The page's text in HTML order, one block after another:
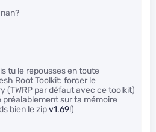
tu le repousses en toute
Root Toolkit: forcer le
(TWRP par défaut avec ce toolkit)
sur ta mémoire
bien le zipv1.69!)